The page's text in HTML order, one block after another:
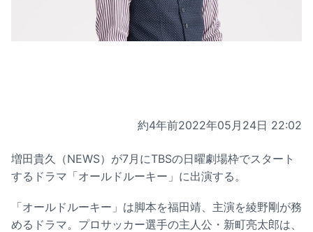
約4年前2022年05月24日 22:02
増田貴久（NEWS）が7月にTBSの日曜劇場枠でスタート
するドラマ「オールドルーキー」に出演する。
「オールドルーキー」は脚本を福田靖、主演を綾野剛が務
めるドラマ。プロサッカー選手の主人公・新町亮太郎は、